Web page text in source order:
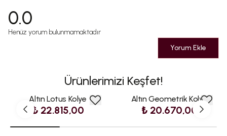
0.0
Henüz yorum bulunmamaktadır
Yorum Ekle
Ürünlerimizi Keşfet!
Altın Lotus Kolye
₺ 22.815,00
Altın Geometrik Kolye
₺ 20.670,00